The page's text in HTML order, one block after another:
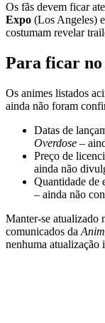
Os fãs devem ficar
Expo (Los Angeles)
costumam revelar
Para ficar
Os animes listados
ainda não foram
Datas de
Overdose –
Preço de
ainda não
Quantidade de
– ainda não
Manter-se atualizado
comunicados da
nenhuma atualização